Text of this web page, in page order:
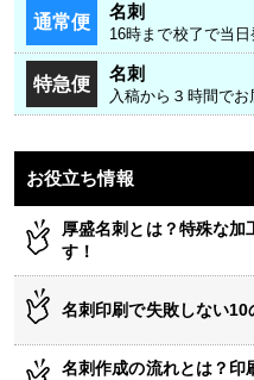
通常便 名刺
16時まで校了で当日
特急便 名刺
入稿から３時間でお
お役立ち情報
厚盛名刺とは？特殊な加
す！
名刺印刷で失敗しない10
名刺作成の流れとは？印